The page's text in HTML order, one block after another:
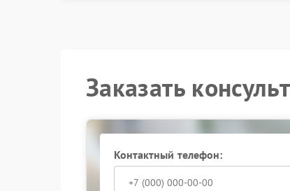
Заказать
Контактный телефон: